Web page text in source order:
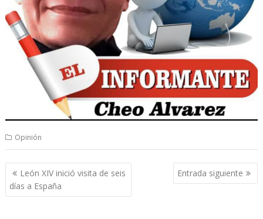
Opinión
Navegación
de
entradas
León XIV inició visita de seis
días a España
Entrada siguiente